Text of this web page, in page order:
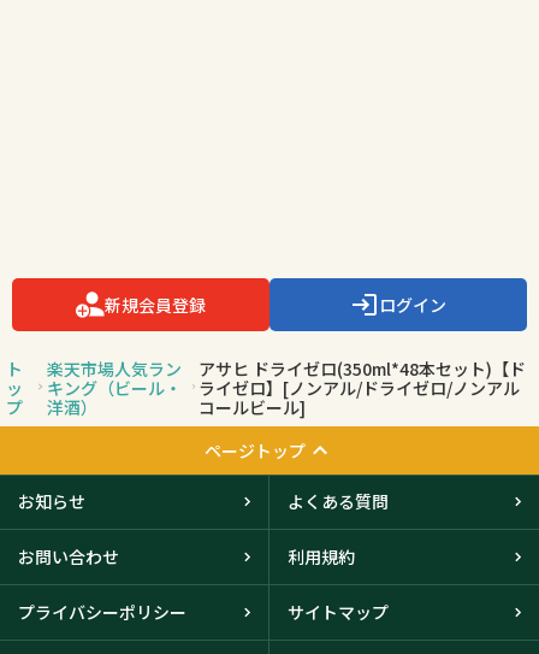
新規会員登録 ログイン
ト
ッ
プ
楽天市場人気ラン
キング（ビール・
洋酒）
アサヒ ドライゼロ(350ml*48本セット)【ド
ライゼロ】[ノンアル/ドライゼロ/ノンアル
コールビール]
ページトップ
お知らせ よくある質問
お問い合わせ 利用規約
プライバシーポリシー サイトマップ